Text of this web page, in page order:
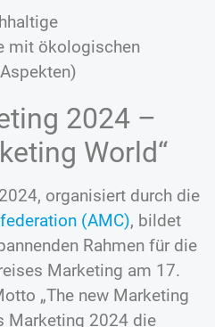
mit ökologischen
2024 –
World“
organisiert durch die
(AMC), bildet
Rahmen für die
Marketing am 17.
„The new Marketing
Marketing 2024 die